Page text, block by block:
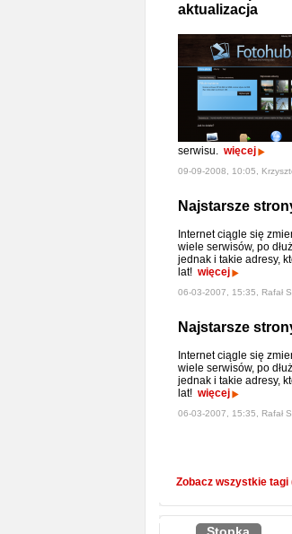
aktualizacja
serwisu. więcej
09-09-2008, 10:05,
Najstarsze
Internet ciągle się
wiele serwisów, po
jednak i takie adresy,
lat! więcej
06-03-2007, 15:35, Rafał
Najstarsze
Internet ciągle się
wiele serwisów, po
jednak i takie adresy,
lat! więcej
06-03-2007, 15:35, Rafał
Zobacz wszystkie tagi